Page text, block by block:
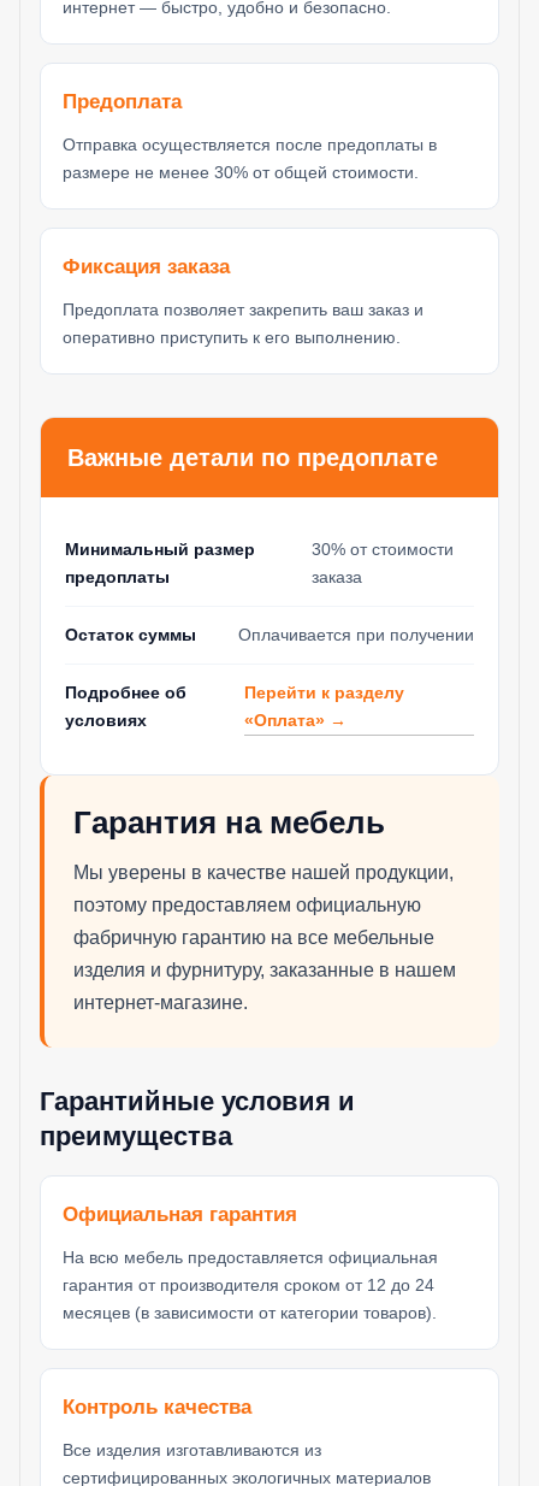
интернет — быстро, удобно и безопасно.
Предоплата
Отправка осуществляется после предоплаты в
размере не менее 30% от общей стоимости.
Фиксация заказа
Предоплата позволяет закрепить ваш заказ и
оперативно приступить к его выполнению.
Важные детали по предоплате
Минимальный размер
предоплаты
30% от стоимости
заказа
Остаток суммы Оплачивается при получении
Подробнее об
условиях
Перейти к разделу
«Оплата» →
Гарантия на мебель
Мы уверены в качестве нашей продукции,
поэтому предоставляем официальную
фабричную гарантию на все мебельные
изделия и фурнитуру, заказанные в нашем
интернет-магазине.
Гарантийные условия и
преимущества
Официальная гарантия
На всю мебель предоставляется официальная
гарантия от производителя сроком от 12 до 24
месяцев (в зависимости от категории товаров).
Контроль качества
Все изделия изготавливаются из
сертифицированных экологичных материалов